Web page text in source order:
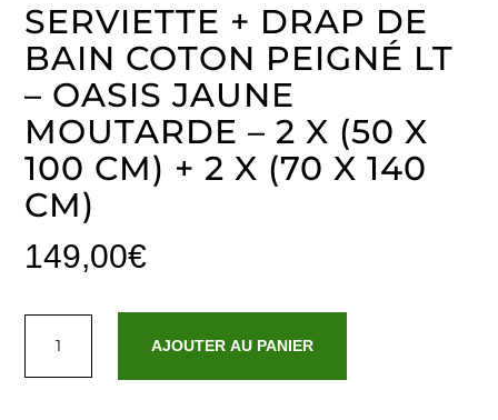
SERVIETTE + DRAP DE
BAIN COTON PEIGNÉ LT
– OASIS JAUNE
MOUTARDE – 2 X (50 X
100 CM) + 2 X (70 X 140
CM)
149,00€
Serviette
AJOUTER AU PANIER